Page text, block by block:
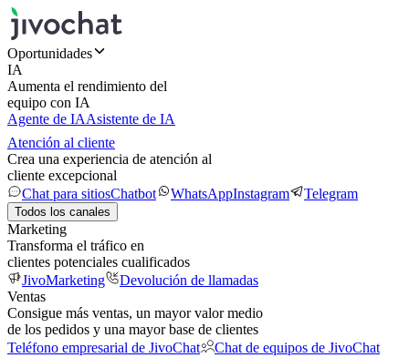
Oportunidades
IA
Aumenta el rendimiento del
equipo con IA
Agente de IAAsistente de IA
Atención al cliente
Crea una experiencia de atención al
cliente excepcional
Chat para sitiosChatbot WhatsAppInstagram Telegram
Todos los canales
Marketing
Transforma el tráfico en
clientes potenciales cualificados
JivoMarketing
Devolución de llamadas
Ventas
Consigue más ventas, un mayor valor medio
de los pedidos y una mayor base de clientes
Teléfono empresarial de JivoChat
Chat de equipos de JivoChat